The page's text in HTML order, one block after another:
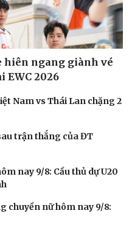
Podcast
Câu chuyện thời sự
Đọc truyện đêm khuya
Cửa sổ tình yêu
Kể chuyện cho bé
Hạt giống tâm hồn
hiên ngang giành vé
EWC 2026
Nam vs Thái Lan chặng 2
trận thắng của ĐT
nay 9/8: Cầu thủ dự U20
chuyền nữ hôm nay 9/8: